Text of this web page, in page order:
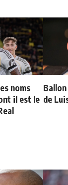
noms
il est le de